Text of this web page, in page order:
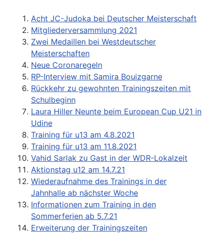
Acht JC-Judoka bei Deutscher Meisterschaft
Mitgliederversammlung 2021
Zwei Medaillen bei Westdeutscher
Meisterschaften
Neue Coronaregeln
RP-Interview mit Samira Bouizgarne
Rückkehr zu gewohnten Trainingszeiten mit
Schulbeginn
Laura Hiller Neunte beim European Cup U21 in
Udine
Training für u13 am 4.8.2021
Training für u13 am 11.8.2021
Vahid Sarlak zu Gast in der WDR-Lokalzeit
Aktionstag u12 am 14.7.21
Wiederaufnahme des Trainings in der
Jahnhalle ab nächster Woche
Informationen zum Training in den
Sommerferien ab 5.7.21
Erweiterung der Trainingszeiten